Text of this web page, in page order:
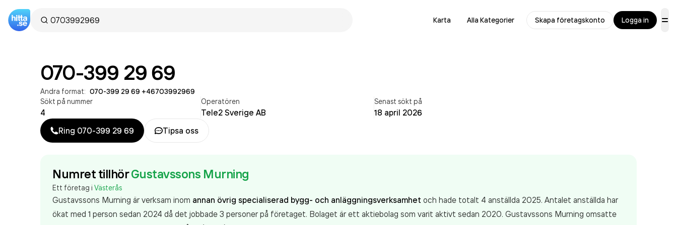
Karta Alla Kategorier Skapa företagskonto Logga in
070-399 29 69
Andra format: 070-399 29 69 +46703992969
Sökt på nummer
4
Operatören
Tele2 Sverige AB
Senast sökt på
18 april 2026
Ring 070-399 29 69 Tipsa oss
Numret tillhörGustavssons Murning
Ett företag i Västerås
Gustavssons Murning är verksam inom annan övrig specialiserad bygg- och anläggningsverksamhet och hade totalt 4 anställda 2025. Antalet anställda har
ökat med 1 person sedan 2024 då det jobbade 3 personer på företaget. Bolaget är ett aktiebolag som varit aktivt sedan 2020. Gustavssons Murning omsatte